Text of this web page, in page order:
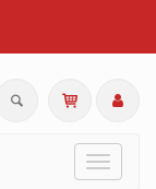
Toggle